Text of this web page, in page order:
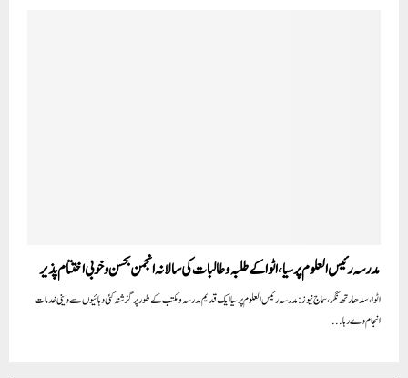
مدرسہ رئیس العلوم پرسیا ،اٹوا کے طلبہ وطالبات کی سالانہ انجمن بحسن وخوبی اختتام پذیر
اٹوا، سدھارتھ نگر، سماج نیوز: مدرسہ رئیس العلوم پرسیا ایک قدیم مدرسہ ومکتب کے طور پر گزشتہ کئی دہائیوں سے دینی خدمات
انجام دے رہا...